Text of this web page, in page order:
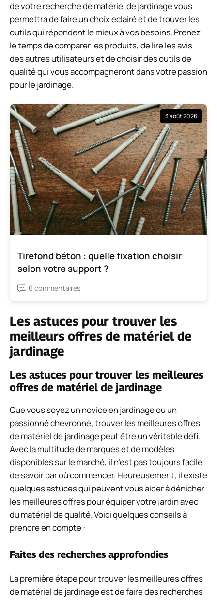
de votre recherche de matériel de jardinage vous
permettra de faire un choix éclairé et de trouver les
outils qui répondent le mieux à vos besoins. Prenez
le temps de comparer les produits, de lire les avis
des autres utilisateurs et de choisir des outils de
qualité qui vous accompagneront dans votre passion
pour le jardinage.
3 août 2026
Tirefond béton : quelle fixation choisir
selon votre support ?
0 commentaires
Les astuces pour trouver les
meilleurs offres de matériel de
jardinage
Les astuces pour trouver les meilleures
offres de matériel de jardinage
Que vous soyez un novice en jardinage ou un
passionné chevronné, trouver les meilleures offres
de matériel de jardinage peut être un véritable défi.
Avec la multitude de marques et de modèles
disponibles sur le marché, il n’est pas toujours facile
de savoir par où commencer. Heureusement, il existe
quelques astuces qui peuvent vous aider à dénicher
les meilleures offres pour équiper votre jardin avec
du matériel de qualité. Voici quelques conseils à
prendre en compte :
Faites des recherches approfondies
La première étape pour trouver les meilleures offres
de matériel de jardinage est de faire des recherches